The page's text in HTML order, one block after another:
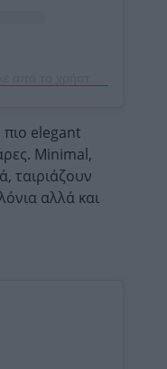
πιο elegant
Minimal,
ταιριάζουν
αλλά και